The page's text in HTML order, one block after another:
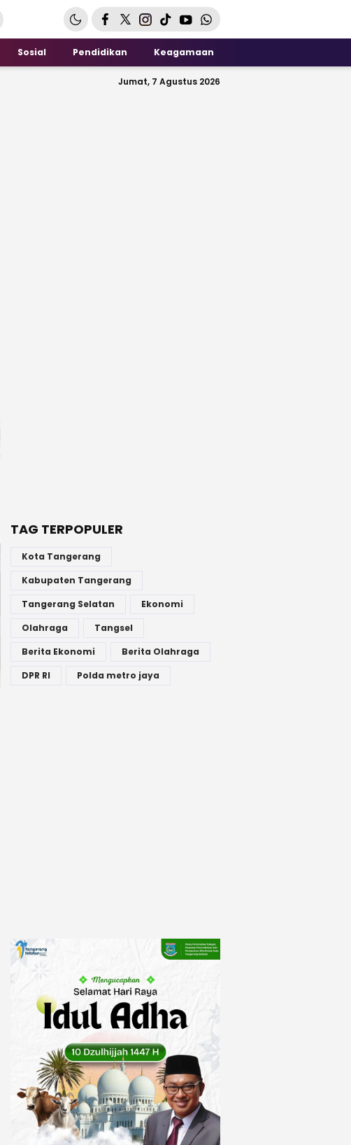
Sosial Pendidikan Keagamaan
Jumat, 7 Agustus 2026
TAG TERPOPULER
Kota Tangerang
Kabupaten Tangerang
Tangerang Selatan
Ekonomi
Olahraga
Tangsel
Berita Ekonomi
Berita Olahraga
DPR RI
Polda metro jaya